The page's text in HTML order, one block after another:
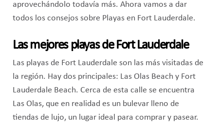
aprovechándolo todavía más. Ahora vamos a dar
todos los consejos sobre Playas en Fort Lauderdale.
Las mejores playas de Fort Lauderdale
Las playas de Fort Lauderdale son las más visitadas de
la región. Hay dos principales: Las Olas Beach y Fort
Lauderdale Beach. Cerca de esta calle se encuentra
Las Olas, que en realidad es un bulevar lleno de
tiendas de lujo, un lugar ideal para comprar y pasear.